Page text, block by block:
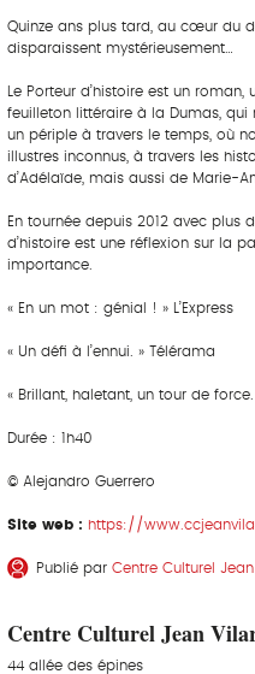
Quinze ans plus tard, au cœur du
disparaissent mystérieusement…
Le Porteur d’histoire est un
feuilleton littéraire à la Dumas, qui
un périple à travers le temps, où
illustres inconnus, à travers les
d’Adélaïde, mais aussi de Marie-
En tournée depuis 2012 avec plus
d’histoire est une réflexion sur la
importance.
« En un mot : génial ! » L’Express
« Un défi à l’ennui. » Télérama
« Brillant, haletant, un tour de
Durée : 1h40
© Alejandro Guerrero
Site web : https://
Publié par Centre Culturel
Centre Culturel Jean
44 allée des épines